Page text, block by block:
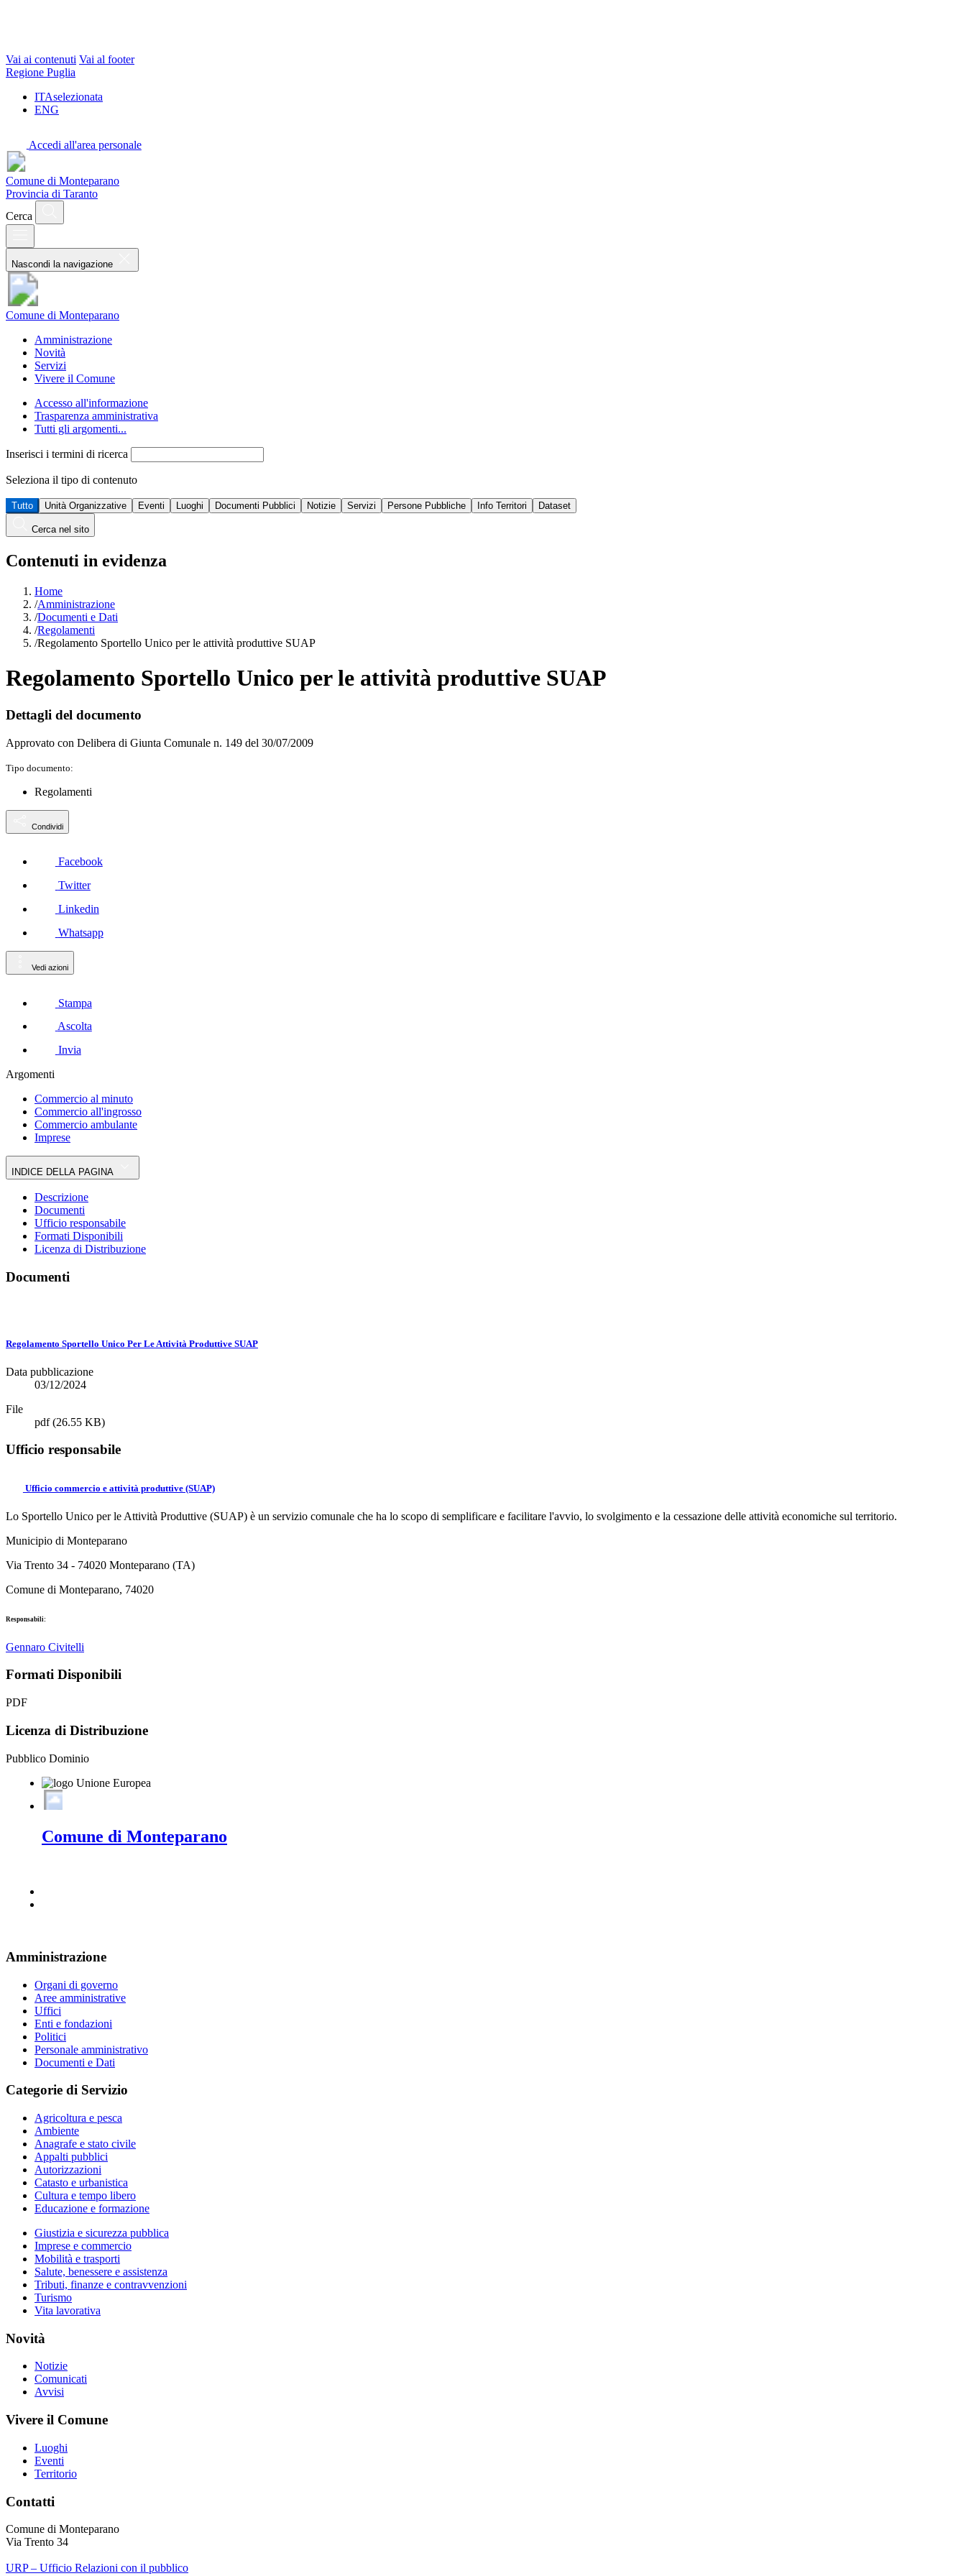
Vai ai contenuti Vai al footer
Regione Puglia
ITAselezionata
ENG
Accedi all'area personale
Comune di Monteparano
Provincia di Taranto
Cerca
Nascondi la navigazione
Comune di Monteparano
Amministrazione
Novità
Servizi
Vivere il Comune
Accesso all'informazione
Trasparenza amministrativa
Tutti gli argomenti...
Inserisci i termini di ricerca
Seleziona il tipo di contenuto
Tutto Unità Organizzative Eventi Luoghi Documenti Pubblici Notizie Servizi Persone Pubbliche Info Territori Dataset
Cerca nel sito
Contenuti in evidenza
Home
/Amministrazione
/Documenti e Dati
/Regolamenti
/Regolamento Sportello Unico per le attività produttive SUAP
Regolamento Sportello Unico per le attività produttive SUAP
Dettagli del documento
Approvato con Delibera di Giunta Comunale n. 149 del 30/07/2009
Tipo documento:
Regolamenti
Condividi
Facebook
Twitter
Linkedin
Whatsapp
Vedi azioni
Stampa
Ascolta
Invia
Argomenti
Commercio al minuto
Commercio all'ingrosso
Commercio ambulante
Imprese
INDICE DELLA PAGINA
Descrizione
Documenti
Ufficio responsabile
Formati Disponibili
Licenza di Distribuzione
Documenti
Regolamento Sportello Unico Per Le Attività Produttive SUAP
Data pubblicazione
03/12/2024
File
pdf(26.55 KB)
Ufficio responsabile
Ufficio commercio e attività produttive (SUAP)
Lo Sportello Unico per le Attività Produttive (SUAP) è un servizio comunale che ha lo scopo di semplificare e facilitare l'avvio, lo svolgimento e la cessazione delle attività economiche sul territorio.
Municipio di Monteparano
Via Trento 34 - 74020 Monteparano (TA)
Comune di Monteparano, 74020
Responsabili:
Gennaro Civitelli
Formati Disponibili
PDF
Licenza di Distribuzione
Pubblico Dominio
Comune di Monteparano
Amministrazione
Organi di governo
Aree amministrative
Uffici
Enti e fondazioni
Politici
Personale amministrativo
Documenti e Dati
Categorie di Servizio
Agricoltura e pesca
Ambiente
Anagrafe e stato civile
Appalti pubblici
Autorizzazioni
Catasto e urbanistica
Cultura e tempo libero
Educazione e formazione
Giustizia e sicurezza pubblica
Imprese e commercio
Mobilità e trasporti
Salute, benessere e assistenza
Tributi, finanze e contravvenzioni
Turismo
Vita lavorativa
Novità
Notizie
Comunicati
Avvisi
Vivere il Comune
Luoghi
Eventi
Territorio
Contatti
Comune di Monteparano
Via Trento 34
URP – Ufficio Relazioni con il pubblico